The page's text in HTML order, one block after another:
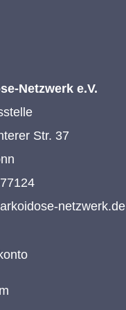
Netzwerk e.V.
Str. 37
netzwerk.de